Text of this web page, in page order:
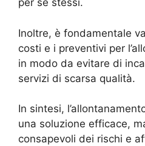
per se stessi.
Inoltre, è fondamentale
costi e i preventivi per
in modo da evitare di
servizi di scarsa qualità.
In sintesi,
una soluzione efficace,
consapevoli dei rischi e